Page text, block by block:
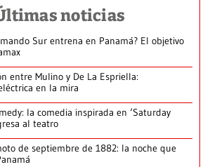
noticias
Sur entrena en Panamá? El objetivo
entre Mulino y De La Espriella:
en la mira
la comedia inspirada en ‘Saturday
al teatro
de septiembre de 1882: la noche que